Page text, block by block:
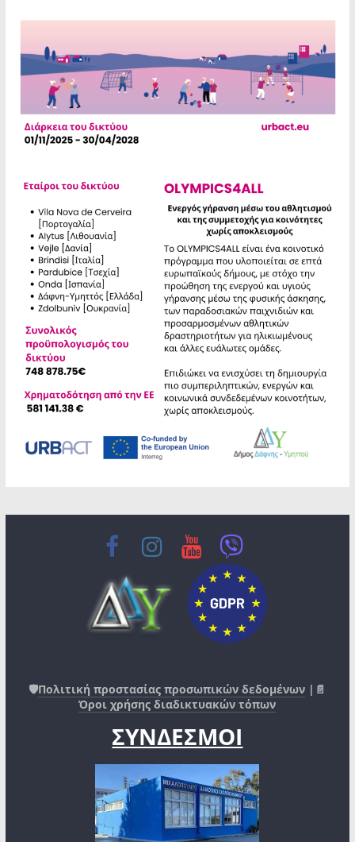
🛡️Πολιτική προστασίας προσωπικών δεδομένων |📄
Όροι χρήσης διαδικτυακών τόπων
ΣΥΝΔΕΣΜΟΙ